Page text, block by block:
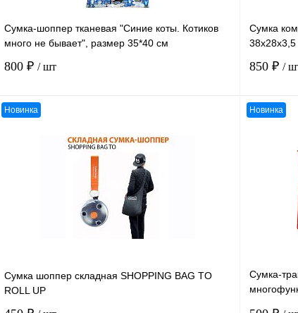
Сумка-шоппер тканевая "Синие коты. Котиков
много не бывает", размер 35*40 см
800 ₽ / шт
наличии
Сумка
850 ₽ /
К
В
Новинка
Сумка шоппер складная SHOPPING BAG TO
ROLL UP
Новинка
Сумка-